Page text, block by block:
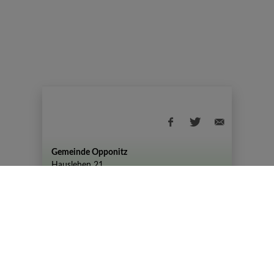
Gemeinde Opponitz
Hauslehen 21